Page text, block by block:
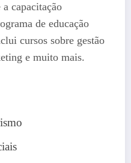
capacitação
de educação
cursos sobre gestão
e muito mais.